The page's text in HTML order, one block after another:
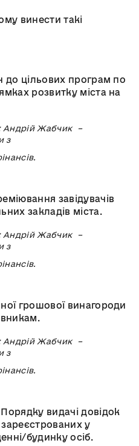
винести такі
до цільових програм по
розвитку міста на
Андрій Жабчик –
з
завідувачів
закладів міста.
Андрій Жабчик –
з
грошової винагороди
Андрій Жабчик –
з
видачі довідок
зареєстрованих у
будинку осіб.